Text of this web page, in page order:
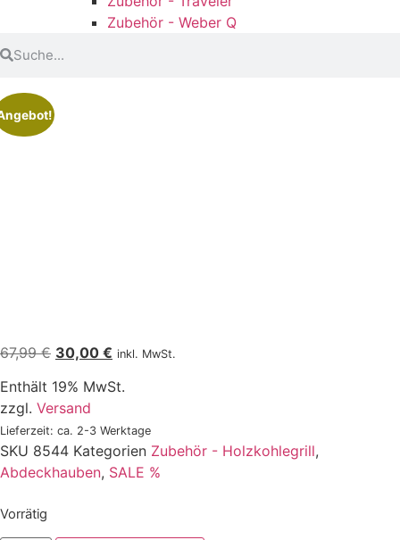
Zubehör - Weber Q
67,99€ 30,00 € inkl. MwSt.
Enthält 19% MwSt.
zzgl. Versand
Lieferzeit: ca. 2-3 Werktage
SKU 8544 Kategorien Zubehör - Holzkohlegrill,
Abdeckhauben, SALE %
Vorrätig